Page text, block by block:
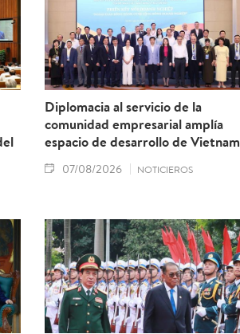
Diplomacia al servicio de la
comunidad empresarial amplía
espacio de desarrollo de Vietnam
07/08/2026 NOTICIEROS